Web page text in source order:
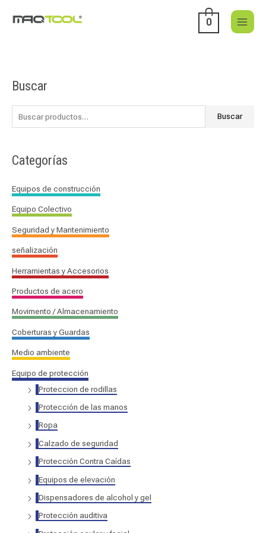
0
Buscar
B
r
o
r
:
Buscar
Categorías
Equipos de construcción
Equipo Colectivo
Seguridad y Mantenimiento
señalización
Herramientas y Accesorios
Productos de acero
Movimento / Almacenamiento
Coberturas y Guardas
Medio ambiente
Equipo de protección
Proteccion de rodillas
Protección de las manos
Ropa
Calzado de seguridad
Protección Contra Caídas
Equipos de elevación
Dispensadores de alcohol y gel
Protección auditiva